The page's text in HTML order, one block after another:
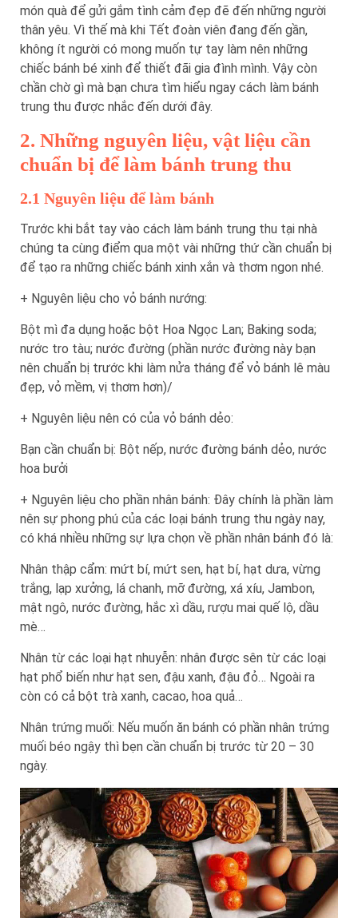
món quà để gửi gắm tình cảm đẹp đẽ đến những người
thân yêu. Vì thế mà khi Tết đoàn viên đang đến gần,
không ít người có mong muốn tự tay làm nên những
chiếc bánh bé xinh để thiết đãi gia đình mình. Vậy còn
chần chờ gì mà bạn chưa tìm hiểu ngay cách làm bánh
trung thu được nhắc đến dưới đây.
2. Những nguyên liệu, vật liệu cần
chuẩn bị để làm bánh trung thu
2.1 Nguyên liệu để làm bánh
Trước khi bắt tay vào cách làm bánh trung thu tại nhà
chúng ta cùng điểm qua một vài những thứ cần chuẩn bị
để tạo ra những chiếc bánh xinh xắn và thơm ngon nhé.
+ Nguyên liệu cho vỏ bánh nướng:
Bột mì đa dụng hoặc bột Hoa Ngọc Lan; Baking soda;
nước tro tàu; nước đường (phần nước đường này bạn
nên chuẩn bị trước khi làm nửa tháng để vỏ bánh lê màu
đẹp, vỏ mềm, vị thơm hơn)/
+ Nguyên liệu nên có của vỏ bánh dẻo:
Bạn cần chuẩn bị: Bột nếp, nước đường bánh dẻo, nước
hoa bưởi
+ Nguyên liệu cho phần nhân bánh: Đây chính là phần làm
nên sự phong phú của các loại bánh trung thu ngày nay,
có khá nhiều những sự lựa chọn về phần nhân bánh đó là:
Nhân thập cẩm: mứt bí, mứt sen, hạt bí, hạt dưa, vừng
trắng, lạp xưởng, lá chanh, mỡ đường, xá xíu, Jambon,
mật ngô, nước đường, hắc xì dầu, rượu mai quế lộ, dầu
mè…
Nhân từ các loại hạt nhuyễn: nhân được sên từ các loại
hạt phổ biến như hạt sen, đậu xanh, đậu đỏ… Ngoài ra
còn có cả bột trà xanh, cacao, hoa quả…
Nhân trứng muối: Nếu muốn ăn bánh có phần nhân trứng
muối béo ngậy thì bẹn cần chuẩn bị trước từ 20 – 30
ngày.